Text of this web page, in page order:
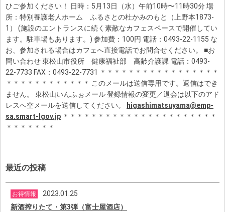
ひご参加ください！ 日時：5月13日（水）午前10時〜11時30分 場
所：特別養護老人ホーム ふるさとの杜かみのもと（上野本1873-
1） (施設のエントランスに続く素敵なカフェスペースで開催してい
ます。駐車場もあります。) 参加費：100円 電話：0493-22-1155 な
お、参加される場合はカフェへ直接電話でお問合せください。 ■お
問い合わせ 東松山市役所 健康福祉部 高齢介護課 電話：0493-
22-7733 FAX：0493-22-7731 ＊＊＊＊＊＊＊＊＊＊＊＊＊＊＊＊＊
＊＊＊＊＊＊＊＊＊＊＊＊ このメールは送信専用です。返信はでき
ません。 東松山いんふぉメール 登録情報の変更／退会は以下のアド
レスへ空メールを送信してください。
higashimatsuyama@emp-
sa.smart-lgov.jp ＊＊＊＊＊＊＊＊＊＊＊＊＊＊＊＊＊＊＊＊＊＊
＊＊＊＊＊＊＊
最近の投稿
お得情報
2023.01.25
新酒搾りたて・第3弾（富士屋酒店）